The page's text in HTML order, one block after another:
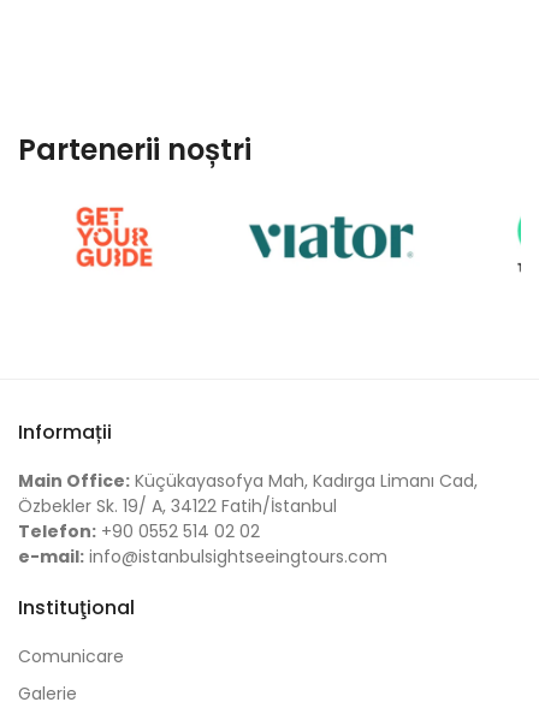
Partenerii noștri
Informații
Main Office: Küçükayasofya Mah, Kadırga Limanı Cad,
Özbekler Sk. 19/ A, 34122 Fatih/İstanbul
Telefon: +90 0552 514 02 02
e-mail: info@istanbulsightseeingtours.com
Instituţional
Comunicare
Galerie